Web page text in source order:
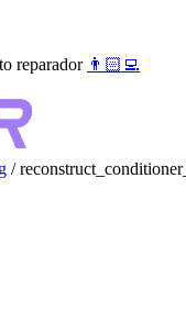
reparador 👨🏻‍💻
/